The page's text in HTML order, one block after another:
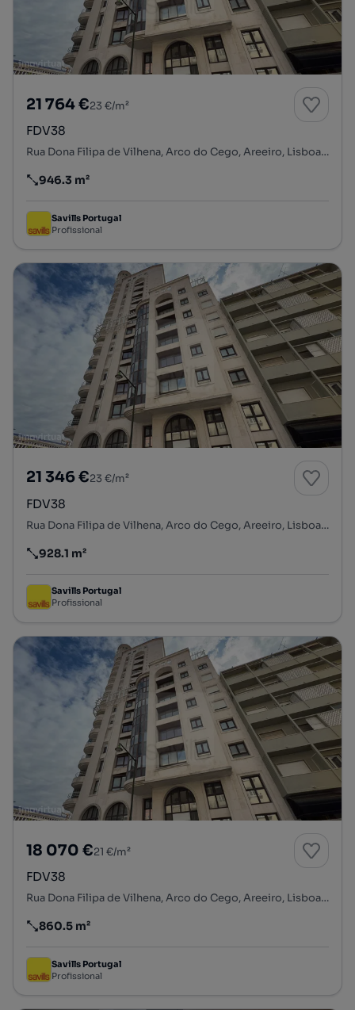
21 764 €23 €/m²
FDV38
Rua Dona Filipa de Vilhena, Arco do Cego, Areeiro, Lisboa, Lisboa
Preço por metro quadrado
946.3 m²
Savills Portugal
Profissional
21 346 €23 €/m²
FDV38
Rua Dona Filipa de Vilhena, Arco do Cego, Areeiro, Lisboa, Lisboa
Preço por metro quadrado
928.1 m²
Savills Portugal
Profissional
18 070 €21 €/m²
FDV38
Rua Dona Filipa de Vilhena, Arco do Cego, Areeiro, Lisboa, Lisboa
Preço por metro quadrado
860.5 m²
Savills Portugal
Profissional